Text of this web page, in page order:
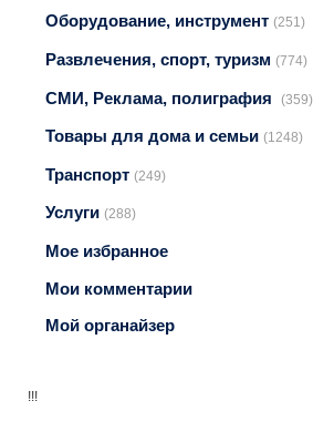
Оборудование, инструмент (251)
Развлечения, спорт, туризм (774)
СМИ, Реклама, полиграфия (359)
Товары для дома и семьи (1248)
Транспорт (249)
Услуги (288)
Мое избранное
Мои комментарии
Мой органайзер
!!!